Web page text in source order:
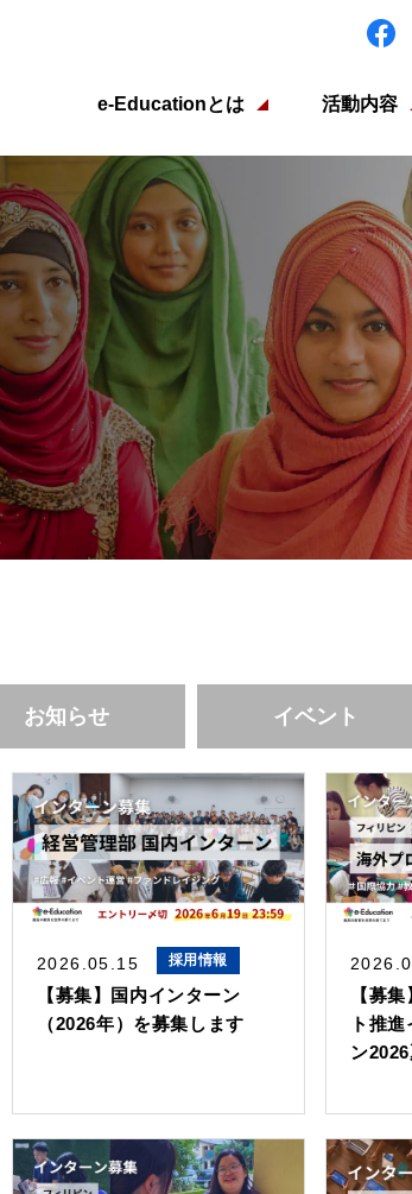
e-Educationとは 活動内容
お知らせ イベント
2026.05.15 採用情報
【募集】国内インターン
（2026年）を募集します
【募
ト推
ン2026